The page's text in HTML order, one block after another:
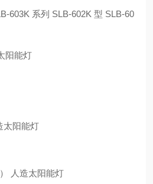
603K 系列 SLB-602K 型 SLB-60
阳能灯
太阳能灯
人造太阳能灯